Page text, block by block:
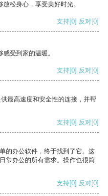
松身心，享受美好时光。
支持[0] 反对[0]
受到家的温暖。
支持[0] 反对[0]
最高速度和安全性的连接，并帮
支持[0] 反对[0]
的办公软件，终于找到了它。这
常办公的所有需求。操作也很简
支持[0] 反对[0]